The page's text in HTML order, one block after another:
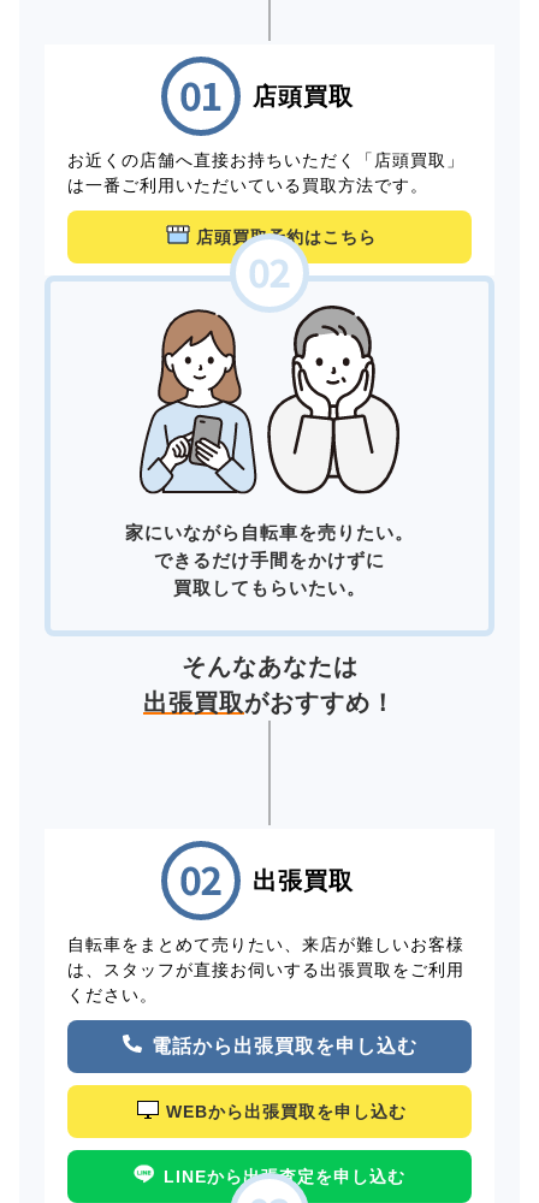
店頭買取
お近くの店舗へ直接お持ちいただく「店頭買取」
は一番ご利用いただいている買取方法です。
店頭買取予約はこちら
家にいながら自転車を売りたい。
できるだけ手間をかけずに
買取してもらいたい。
そんなあなたは
出張買取がおすすめ！
出張買取
自転車をまとめて売りたい、来店が難しいお客様
は、スタッフが直接お伺いする出張買取をご利用
ください。
電話から出張買取を申し込む
WEBから出張買取を申し込む
LINEから出張査定を申し込む